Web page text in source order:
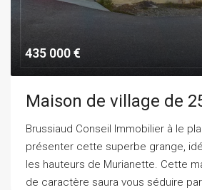
435 000 €
Maison de village de
Brussiaud Conseil Immobilier à le
présenter cette superbe grange,
les hauteurs de Murianette. Cette
de caractère saura vous séduire